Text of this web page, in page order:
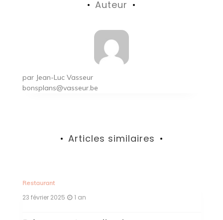
Auteur
par Jean-Luc Vasseur
bonsplans@vasseur.be
Articles similaires
Restaurant
23 février 2025 1 an